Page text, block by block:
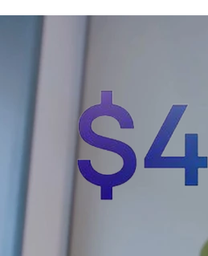
carousel ends